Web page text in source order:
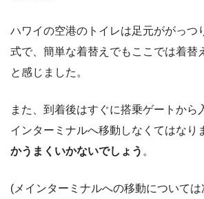
ハワイの空港のトイレは足元ががっつ
式で、簡単な着替えでもここでは着替
と感じました。
また、到着後はすぐに搭乗ゲートから
インターミナルへ移動しなくてはなり
かうまくいかないでしょう 。
(メインターミナルへの移動について